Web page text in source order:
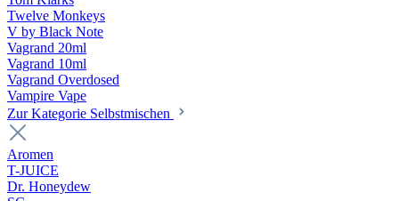
Twelve Monkeys
V by Black Note
Vagrand 20ml
Vagrand 10ml
Vagrand Overdosed
Vampire Vape
Zur Kategorie Selbstmischen
Aromen
T-JUICE
Dr. Honeydew